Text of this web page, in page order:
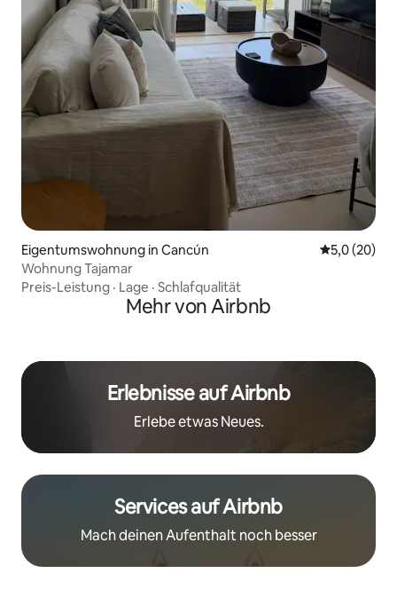
Eigentumswohnung in Cancún
5,0 (20)
Wohnung Tajamar
Preis-Leistung · Lage · Schlafqualität
Mehr von Airbnb
Erlebnisse auf Airbnb
Erlebe etwas Neues.
Services auf Airbnb
Mach deinen Aufenthalt noch besser